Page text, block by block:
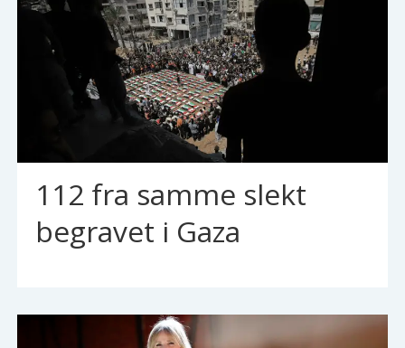
112 fra samme slekt
begravet i Gaza